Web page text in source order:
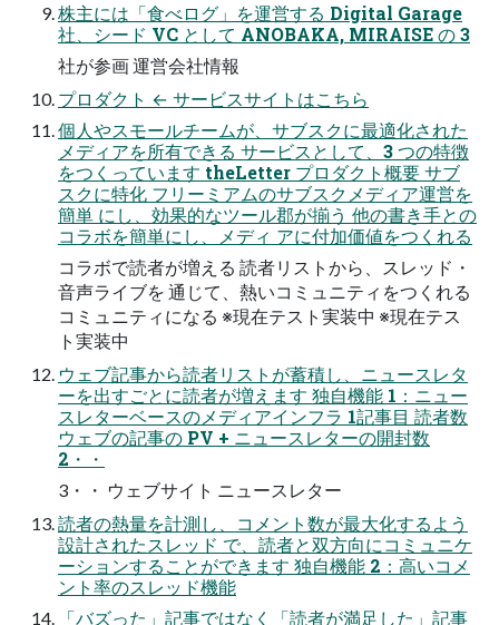
株主には「食べログ」を運営する Digital Garage
社、シード VC として ANOBAKA, MIRAISE の 3
社が参画 運営会社情報
プロダクト ← サービスサイトはこちら
個人やスモールチームが、サブスクに最適化された
メディアを所有できる サービスとして、3 つの特徴
をつくっています theLetter プロダクト概要 サブ
スクに特化 フリーミアムのサブスクメディア運営を
簡単 にし、効果的なツール郡が揃う 他の書き手との
コラボを簡単にし、メディ アに付加価値をつくれる
コラボで読者が増える 読者リストから、スレッド・
音声ライブを 通じて、熱いコミュニティをつくれる
コミュニティになる ※現在テスト実装中 ※現在テス
ト実装中
ウェブ記事から読者リストが蓄積し、ニュースレタ
ーを出すごとに読者が増えます 独自機能 1：ニュー
スレターベースのメディアインフラ 1記事目 読者数
ウェブの記事の PV + ニュースレターの開封数
2・・
3・・ ウェブサイト ニュースレター
読者の熱量を計測し、コメント数が最大化するよう
設計されたスレッド で、読者と双方向にコミュニケ
ーションすることができます 独自機能 2：高いコメ
ント率のスレッド機能
「バズった」記事ではなく「読者が満足した」記事